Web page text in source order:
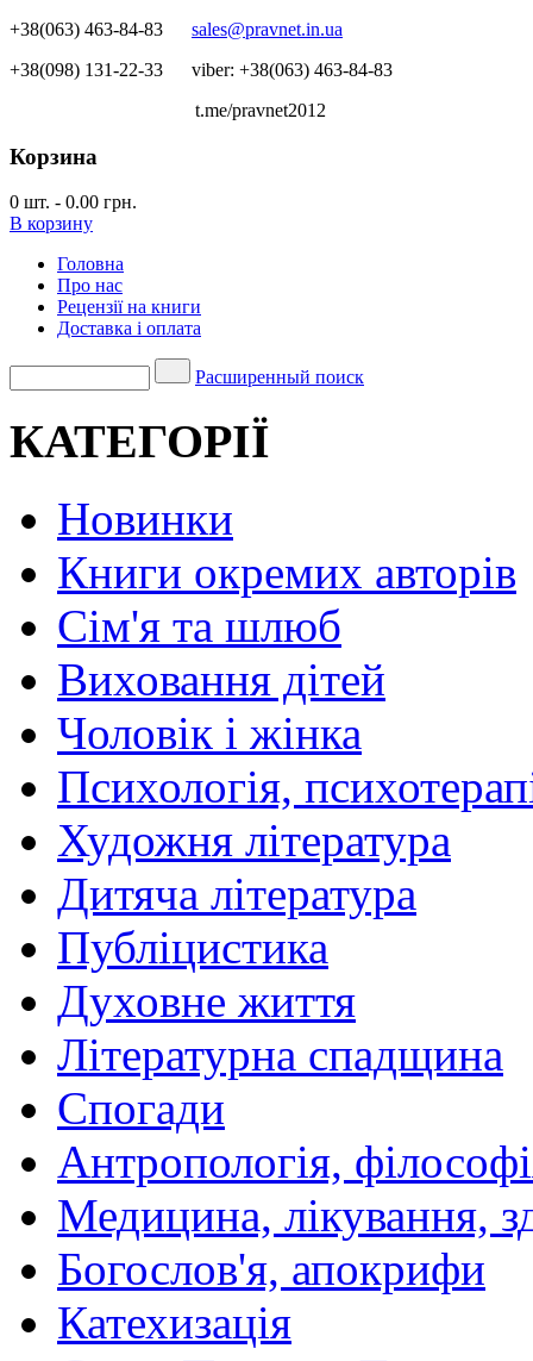
+38(063) 463-84-83 sales@pravnet.in.ua
+38(098) 131-22-33 viber: +38(063) 463-84-83
t.me/pravnet2012
Корзина
0 шт. - 0.00 грн.
В корзину
Головна
Про нас
Рецензії на книги
Доставка і оплата
Расширенный поиск
КАТЕГОРІЇ
Новинки
Книги окремих авторів
Сім'я та шлюб
Виховання дітей
Чоловік і жінка
Психологія,
Художня література
Дитяча література
Публіцистика
Духовне життя
Літературна спадщина
Спогади
Антропологія,
Медицина, лікування,
Богослов'я, апокрифи
Катехизація